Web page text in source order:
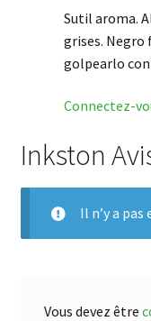
Sutil aroma.
grises. Negro
golpearlo
Connectez-
Inkston
Il n’y a pas
Vous devez être